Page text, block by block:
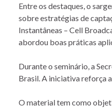
Entre os destaques, o
sobre estratégias de
Instantâneas – Cell
abordou boas práticas
Durante o seminário, a
Brasil. A iniciativa reforça
O material tem como